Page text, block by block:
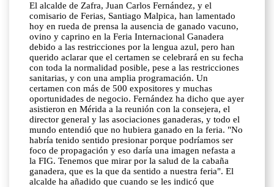
El alcalde de Zafra, Juan Carlos Fernández, y el
comisario de Ferias, Santiago Malpica, han lamentado
hoy en rueda de prensa la ausencia de ganado vacuno,
ovino y caprino en la Feria Internacional Ganadera
debido a las restricciones por la lengua azul, pero han
querido aclarar que el certamen se celebrará en su fecha
con toda la normalidad posible, pese a las restricciones
sanitarias, y con una amplia programación. Un
certamen con más de 500 expositores y muchas
oportunidades de negocio. Fernández ha dicho que ayer
asistieron en Mérida a la reunión con la consejera, el
director general y las asociaciones ganaderas, y todo el
mundo entendió que no hubiera ganado en la feria. "No
habría tenido sentido presionar porque podríamos ser
foco de propagación y eso daría una imagen nefasta a
la FIG. Tenemos que mirar por la salud de la cabaña
ganadera, que es la que da sentido a nuestra feria". El
alcalde ha añadido que cuando se les indicó que